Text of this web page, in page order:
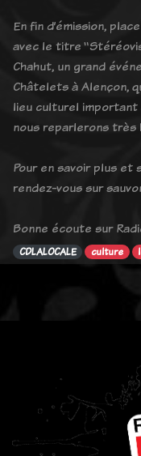
En fin d’émission,
avec le titre
Chahut, un grand
Châtelets à Alençon,
lieu culturel
nous reparlerons très
Pour en savoir plus
rendez-vous sur
Bonne écoute sur
CDLALOCALE culture